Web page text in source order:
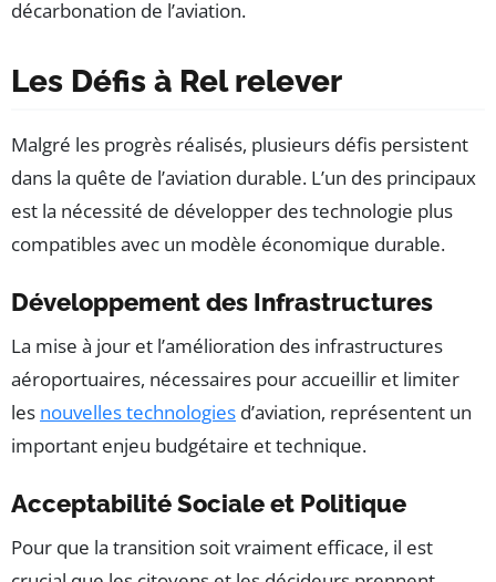
décarbonation de l’aviation.
Les Défis à Rel relever
Malgré les progrès réalisés, plusieurs défis persistent
dans la quête de l’aviation durable. L’un des principaux
est la nécessité de développer des technologie plus
compatibles avec un modèle économique durable.
Développement des Infrastructures
La mise à jour et l’amélioration des infrastructures
aéroportuaires, nécessaires pour accueillir et limiter
les nouvelles technologies d’aviation, représentent un
important enjeu budgétaire et technique.
Acceptabilité Sociale et Politique
Pour que la transition soit vraiment efficace, il est